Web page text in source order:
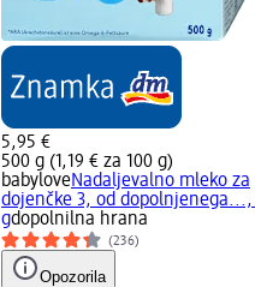
5,95 €
500 g (1,19 € za 100 g)
babyloveNadaljevalno mleko za
dojenčke 3, od dopolnjenega...,
gdopolnilna hrana
(236)
Opozorila